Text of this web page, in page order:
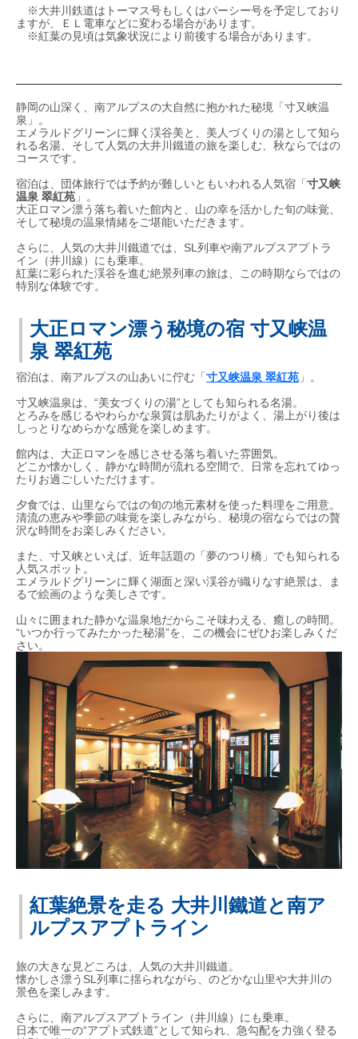
※大井川鉄道はトーマス号もしくはパーシー号を予定しており
ますが、ＥＬ電車などに変わる場合があります。
※紅葉の見頃は気象状況により前後する場合があります。
静岡の山深く、南アルプスの大自然に抱かれた秘境「寸又峡温
泉」。
エメラルドグリーンに輝く渓谷美と、美人づくりの湯として知ら
れる名湯、そして人気の大井川鐵道の旅を楽しむ、秋ならではの
コースです。
宿泊は、団体旅行では予約が難しいともいわれる人気宿「 寸又峡
温泉 翠紅苑 」。
大正ロマン漂う落ち着いた館内と、山の幸を活かした旬の味覚、
そして秘境の温泉情緒をご堪能いただきます。
さらに、人気の大井川鐵道では、SL列車や南アルプスアプトラ
イン（井川線）にも乗車。
紅葉に彩られた渓谷を進む絶景列車の旅は、この時期ならではの
特別な体験です。
大正ロマン漂う秘境の宿 寸又峡温
泉 翠紅苑
宿泊は、南アルプスの山あいに佇む「 寸又峡温泉 翠紅苑 」。
寸又峡温泉は、“美女づくりの湯”としても知られる名湯。
とろみを感じるやわらかな泉質は肌あたりがよく、湯上がり後は
しっとりなめらかな感覚を楽しめます。
館内は、大正ロマンを感じさせる落ち着いた雰囲気。
どこか懐かしく、静かな時間が流れる空間で、日常を忘れてゆっ
たりお過ごしいただけます。
夕食では、山里ならではの旬の地元素材を使った料理をご用意。
清流の恵みや季節の味覚を楽しみながら、秘境の宿ならではの贅
沢な時間をお楽しみください。
また、寸又峡といえば、近年話題の「夢のつり橋」でも知られる
人気スポット。
エメラルドグリーンに輝く湖面と深い渓谷が織りなす絶景は、ま
るで絵画のような美しさです。
山々に囲まれた静かな温泉地だからこそ味わえる、癒しの時間。
“いつか行ってみたかった秘湯”を、この機会にぜひお楽しみくだ
さい。
紅葉絶景を走る 大井川鐵道と南ア
ルプスアプトライン
旅の大きな見どころは、人気の大井川鐵道。
懐かしさ漂うSL列車に揺られながら、のどかな山里や大井川の
景色を楽しみます。
さらに、南アルプスアプトライン（井川線）にも乗車。
日本で唯一の“アプト式鉄道”として知られ、急勾配を力強く登る